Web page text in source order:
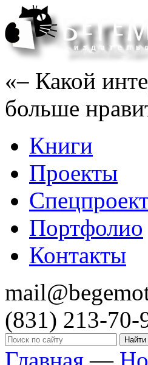
«– Какой
больше
Книги
Проекты
Портфолио
Контакты
(831) 213-70-